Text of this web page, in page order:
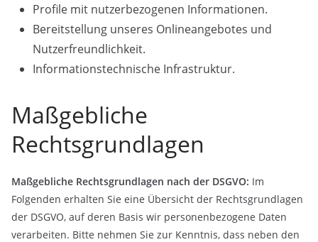
Profile mit nutzerbezogenen Informationen.
Bereitstellung unseres Onlineangebotes und
Nutzerfreundlichkeit.
Informationstechnische Infrastruktur.
Maßgebliche
Rechtsgrundlagen
Maßgebliche Rechtsgrundlagen nach der DSGVO: Im
Folgenden erhalten Sie eine Übersicht der Rechtsgrundlagen
der DSGVO, auf deren Basis wir personenbezogene Daten
verarbeiten. Bitte nehmen Sie zur Kenntnis, dass neben den